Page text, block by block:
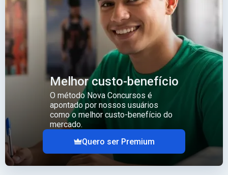
Melhor custo-benefício
O método Nova Concursos é
apontado por nossos usuários
como o melhor custo-benefício do
mercado.
Quero ser Premium